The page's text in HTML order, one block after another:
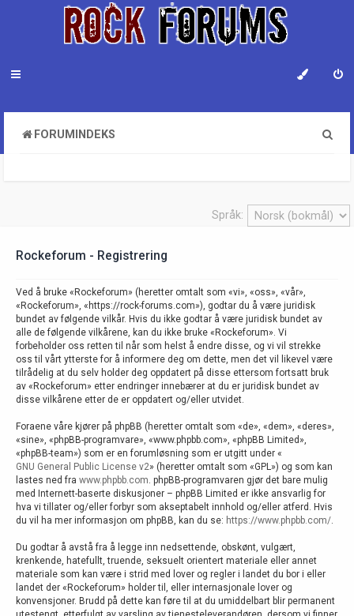
FORUMINDEKS
Språk:
Rockeforum - Registrering
Ved å bruke «Rockeforum» (heretter omtalt som «vi», «oss», «vår»,
«Rockeforum», «https://rock-forums.com»), godtar du å være juridisk
bundet av følgende vilkår. Hvis du ikke godtar å være juridisk bundet av
alle de følgende vilkårene, kan du ikke bruke «Rockeforum». Vi
forbeholder oss retten til når som helst å endre disse, og vi vil strekke
oss til vårt ytterste for å informere deg om dette, men det vil likevel være
tilrådelig at du selv holder deg oppdatert på disse ettersom fortsatt bruk
av «Rockeforum» etter endringer innebærer at du er juridisk bundet av
disse vilkårene etter de er oppdatert og/eller utvidet.
Foraene våre kjører på phpBB (heretter omtalt som «de», «dem», «deres»,
«sine», «phpBB-programvare», «www.phpbb.com», «phpBB Limited»,
«phpBB-team») som er en forumløsning som er utgitt under «
GNU General Public License v2» (heretter omtalt som «GPL») og som kan
lastes ned fra www.phpbb.com . phpBB-programvaren gjør det bare mulig
med Internett-baserte diskusjoner – phpBB Limited er ikke ansvarlig for
hva vi tillater og/eller forbyr som akseptabelt innhold og/eller atferd. Hvis
du vil ha mer informasjon om phpBB, kan du se: https://www.phpbb.com/
Du godtar å avstå fra å legge inn nedsettende, obskønt, vulgært,
krenkende, hatefullt, truende, seksuelt orientert materiale eller annet
materiale som kan være i strid med lover og regler i landet du bor i eller
landet der «Rockeforum» holder til, eller internasjonale lover og
konvensjoner. Brudd på dette kan føre til at du umiddelbart blir permanent